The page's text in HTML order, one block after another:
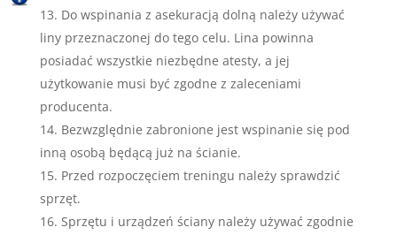
Do wspinania z asekuracją dolną należy używać
liny przeznaczonej do tego celu. Lina powinna
posiadać wszystkie niezbędne atesty, a jej
użytkowanie musi być zgodne z zaleceniami
producenta.
Bezwzględnie zabronione jest wspinanie się pod
inną osobą będącą już na ścianie.
Przed rozpoczęciem treningu należy sprawdzić
sprzęt.
Sprzętu i urządzeń ściany należy używać zgodnie